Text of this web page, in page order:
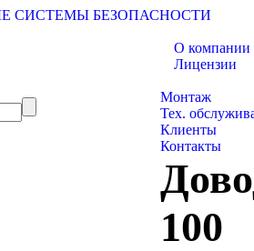
СИСТЕМЫ БЕЗОПАСНОСТИ
О компании
Лицензии
Монтаж
Тех.
Клиенты
Контакты
100